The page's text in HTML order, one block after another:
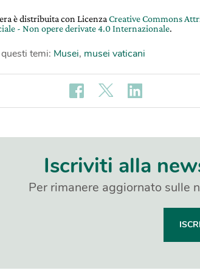
è distribuita con Licenza Creative Commons
- Non opere derivate 4.0 Internazionale.
temi: Musei, musei vaticani
Iscriviti alla
Per rimanere aggiornato sulle